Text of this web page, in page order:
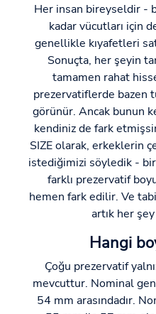
Her insan bireyseldir -
kadar vücutları için
genellikle kıyafetleri
Sonuçta, her şeyin
tamamen rahat
prezervatiflerde bazen
görünür. Ancak bunun
kendiniz de fark
SIZE olarak, erkeklerin
istediğimizi söyledik -
farklı prezervatif
hemen fark edilir. Ve
artık her
Hangi
Çoğu prezervatif
mevcuttur. Nominal
54 mm arasındadır.